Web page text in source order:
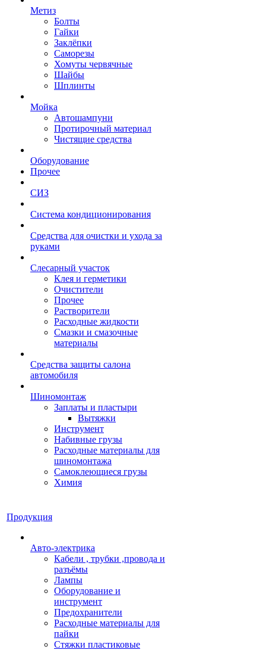
Метиз
Болты
Гайки
Заклёпки
Саморезы
Хомуты червячные
Шайбы
Шплинты
Мойка
Автошампуни
Протирочный материал
Чистящие средства
Оборудование
Прочее
СИЗ
Система кондиционирования
Средства для очистки и ухода за
руками
Слесарный участок
Клея и герметики
Очистители
Прочее
Растворители
Расходные жидкости
Смазки и смазочные
материалы
Средства защиты салона
автомобиля
Шиномонтаж
Заплаты и пластыри
Вытяжки
Инструмент
Набивные грузы
Расходные материалы для
шиномонтажа
Самоклеющиеся грузы
Химия
Продукция
Авто-электрика
Кабели , трубки ,провода и
разъёмы
Лампы
Оборудование и
инструмент
Предохранители
Расходные материалы для
пайки
Стяжки пластиковые